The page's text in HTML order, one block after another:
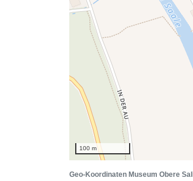
100 m
Geo-Koordinaten Museum Obere